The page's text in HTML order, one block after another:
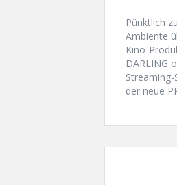
Pünktlich
Ambiente
Kino-
DARLING
der neue